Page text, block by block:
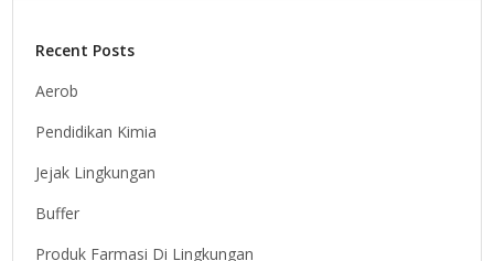
Recent Posts
Aerob
Pendidikan Kimia
Jejak Lingkungan
Buffer
Produk Farmasi Di Lingkungan